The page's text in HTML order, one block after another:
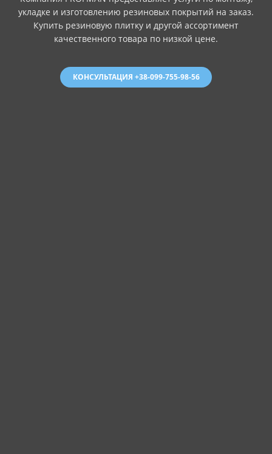
укладке и изготовлению резиновых покрытий на заказ.
Купить резиновую плитку и другой ассортимент
качественного товара по низкой цене.
КОНСУЛЬТАЦИЯ +38-099-755-98-56